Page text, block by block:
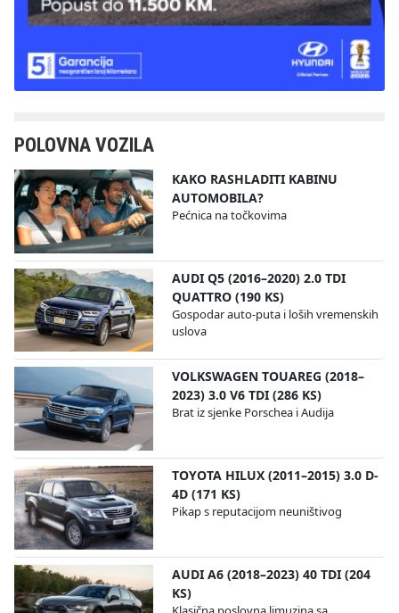
POLOVNA VOZILA
KAKO RASHLADITI KABINU
AUTOMOBILA?
Pećnica na točkovima
AUDI Q5 (2016–2020) 2.0 TDI
QUATTRO (190 KS)
Gospodar auto-puta i loših vremenskih
uslova
VOLKSWAGEN TOUAREG (2018–
2023) 3.0 V6 TDI (286 KS)
Brat iz sjenke Porschea i Audija
TOYOTA HILUX (2011–2015) 3.0 D-
4D (171 KS)
Pikap s reputacijom neuništivog
AUDI A6 (2018–2023) 40 TDI (204
KS)